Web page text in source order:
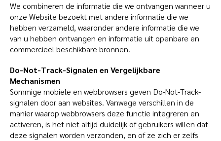
We combineren de informatie die we ontvangen wanneer u
onze Website bezoekt met andere informatie die we
hebben verzameld, waaronder andere informatie die we
van u hebben ontvangen en informatie uit openbare en
commercieel beschikbare bronnen.
Do-Not-Track-Signalen en Vergelijkbare
Mechanismen
Sommige mobiele en webbrowsers geven Do-Not-Track-
signalen door aan websites. Vanwege verschillen in de
manier waarop webbrowsers deze functie integreren en
activeren, is het niet altijd duidelijk of gebruikers willen dat
deze signalen worden verzonden, en of ze zich er zelfs